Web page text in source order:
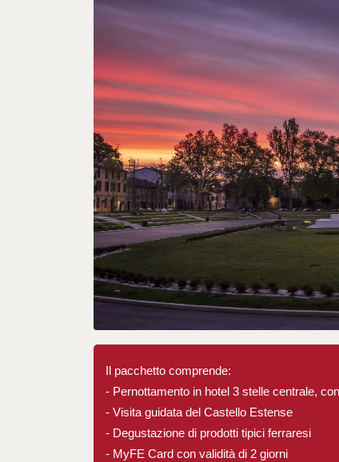
Il pacchetto comprende:
- Pernottamento in hotel 3 stelle centrale,
- Visita guidata del Castello Estense
- Degustazione di prodotti tipici ferraresi
- MyFE Card con validità di 2 giorni